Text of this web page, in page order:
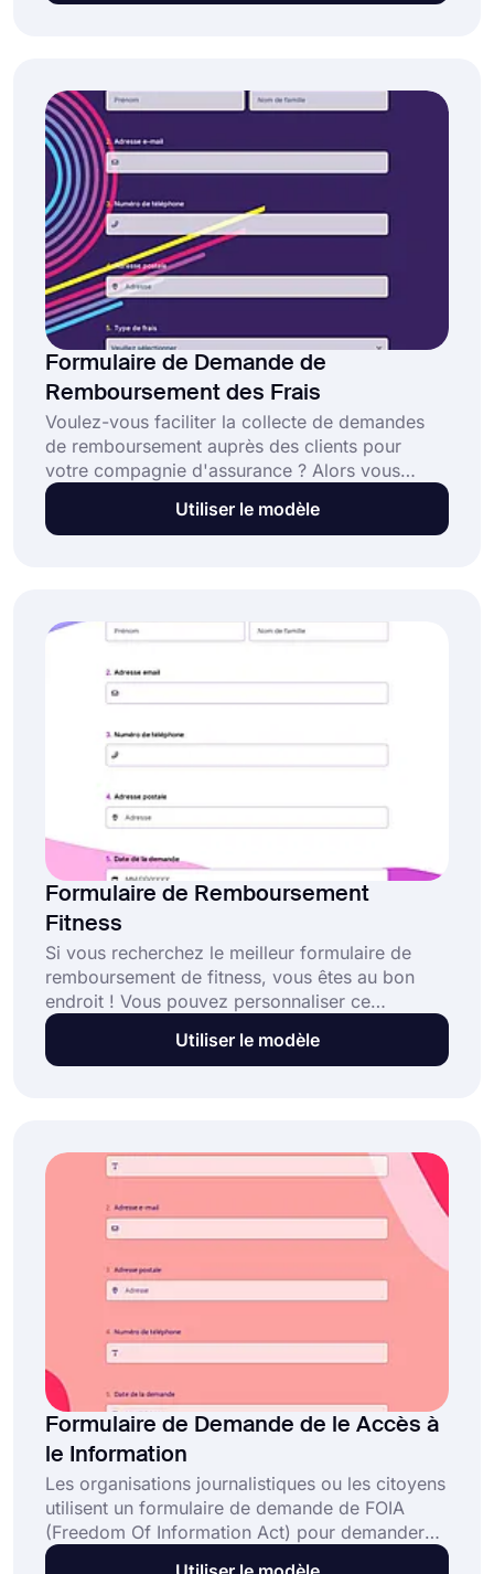
Formulaire de Demande de
Remboursement des Frais
Voulez-vous faciliter la collecte de demandes
de remboursement auprès des clients pour
votre compagnie d'assurance ? Alors vous
pouvez utiliser forms.app. Avec cet outil en
ligne gratuit, vous pouvez créer un formulaire
dès maintenant.
Utiliser le modèle
Formulaire de Remboursement
Fitness
Si vous recherchez le meilleur formulaire de
remboursement de fitness, vous êtes au bon
endroit ! Vous pouvez personnaliser ce
formulaire de remboursement de fitness prêt à
l'emploi avec des dizaines de thèmes
Utiliser le modèle
Formulaire de Demande de le Accès à
le Information
Les organisations journalistiques ou les citoyens
utilisent un formulaire de demande de FOIA
(Freedom Of Information Act) pour demander
des informations aux institutions publiques. Ce